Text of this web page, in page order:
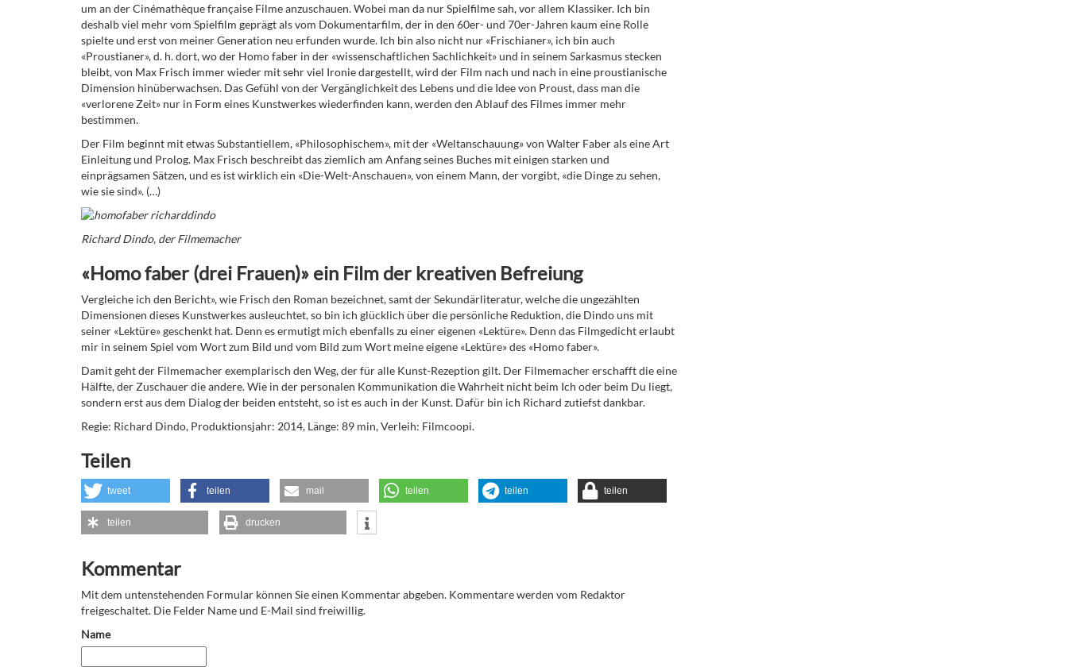
um an der Cinémathèque française Filme anzuschauen. Wobei man da nur Spielfilme sah, vor allem Klassiker. Ich bin
deshalb viel mehr vom Spielfilm geprägt als vom Dokumentarfilm, der in den 60er- und 70er-Jahren kaum eine Rolle
spielte und erst von meiner Generation neu erfunden wurde. Ich bin also nicht nur «Frischianer», ich bin auch
«Proustianer», d. h. dort, wo der Homo faber in der «wissenschaftlichen Sachlichkeit» und in seinem Sarkasmus stecken
bleibt, von Max Frisch immer wieder mit sehr viel Ironie dargestellt, wird der Film nach und nach in eine proustianische
Dimension hinüberwachsen. Das Gefühl von der Vergänglichkeit des Lebens und die Idee von Proust, dass man die
«verlorene Zeit» nur in Form eines Kunstwerkes wiederfinden kann, werden den Ablauf des Filmes immer mehr
bestimmen.
Der Film beginnt mit etwas Substantiellem, «Philosophischem», mit der «Weltanschauung» von Walter Faber als eine Art
Einleitung und Prolog. Max Frisch beschreibt das ziemlich am Anfang seines Buches mit einigen starken und
einprägsamen Sätzen, und es ist wirklich ein «Die-Welt-Anschauen», von einem Mann, der vorgibt, «die Dinge zu sehen,
wie sie sind». (…)
Richard Dindo, der Filmemacher
«Homo faber (drei Frauen)» ein Film der kreativen Befreiung
Vergleiche ich den Bericht», wie Frisch den Roman bezeichnet, samt der Sekundärliteratur, welche die ungezählten
Dimensionen dieses Kunstwerkes ausleuchtet, so bin ich glücklich über die persönliche Reduktion, die Dindo uns mit
seiner «Lektüre» geschenkt hat. Denn es ermutigt mich ebenfalls zu einer eigenen «Lektüre». Denn das Filmgedicht erlaubt
mir in seinem Spiel vom Wort zum Bild und vom Bild zum Wort meine eigene «Lektüre» des «Homo faber».
Damit geht der Filmemacher exemplarisch den Weg, der für alle Kunst-Rezeption gilt. Der Filmemacher erschafft die eine
Hälfte, der Zuschauer die andere. Wie in der personalen Kommunikation die Wahrheit nicht beim Ich oder beim Du liegt,
sondern erst aus dem Dialog der beiden entsteht, so ist es auch in der Kunst. Dafür bin ich Richard zutiefst dankbar.
Regie: Richard Dindo, Produktionsjahr: 2014, Länge: 89 min, Verleih: Filmcoopi.
Teilen
tweet teilen mail teilen teilen teilen
teilen drucken
Kommentar
Mit dem untenstehenden Formular können Sie einen Kommentar abgeben. Kommentare werden vom Redaktor
freigeschaltet. Die Felder Name und E-Mail sind freiwillig.
Name